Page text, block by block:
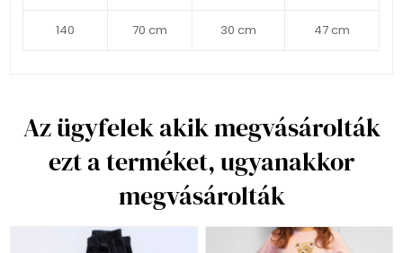
140 70 cm 30 cm 47 cm
Az ügyfelek akik megvásárolták
ezt a terméket, ugyanakkor
megvásárolták